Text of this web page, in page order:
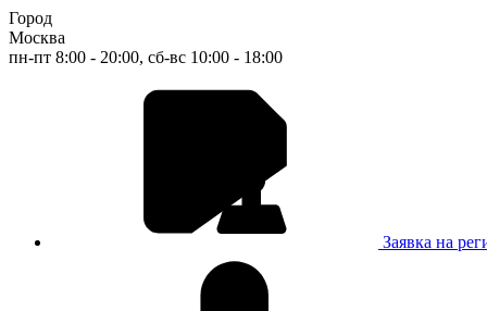
Город
Москва
пн-пт 8:00 - 20:00, сб-вс 10:00 - 18:00
Заявка на